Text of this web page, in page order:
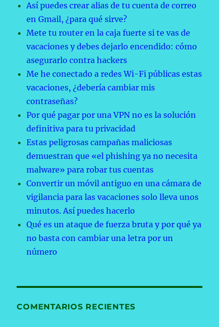
Así puedes crear alias de tu cuenta de correo
en Gmail, ¿para qué sirve?
Mete tu router en la caja fuerte si te vas de
vacaciones y debes dejarlo encendido: cómo
asegurarlo contra hackers
Me he conectado a redes Wi-Fi públicas estas
vacaciones, ¿debería cambiar mis
contraseñas?
Por qué pagar por una VPN no es la solución
definitiva para tu privacidad
Estas peligrosas campañas maliciosas
demuestran que «el phishing ya no necesita
malware» para robar tus cuentas
Convertir un móvil antiguo en una cámara de
vigilancia para las vacaciones solo lleva unos
minutos. Así puedes hacerlo
Qué es un ataque de fuerza bruta y por qué ya
no basta con cambiar una letra por un
número
COMENTARIOS RECIENTES